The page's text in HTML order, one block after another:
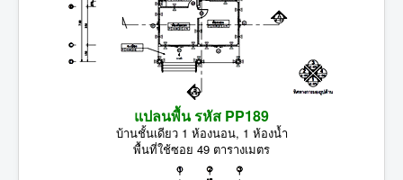
แปลนพื้น รหัส PP189
บ้านชั้นเดียว 1 ห้องนอน, 1 ห้องน้ำ
พื้นที่ใช้ซอย 49 ตารางเมตร